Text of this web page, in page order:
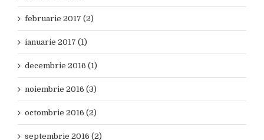
februarie 2017 (2)
ianuarie 2017 (1)
decembrie 2016 (1)
noiembrie 2016 (3)
octombrie 2016 (2)
septembrie 2016 (2)